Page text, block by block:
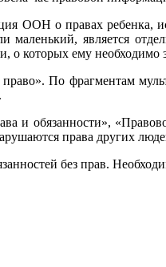
ООН о правах ребенка,
является
о которых ему необходимо
По фрагментам
и обязанности»,
права других
без прав.